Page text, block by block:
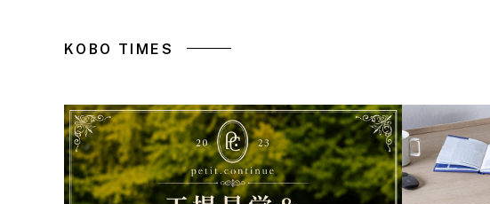
KOBO TIMES